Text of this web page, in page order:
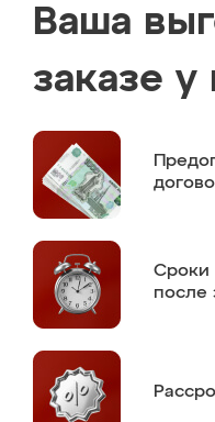
Ваша
заказе у
Сроки
после